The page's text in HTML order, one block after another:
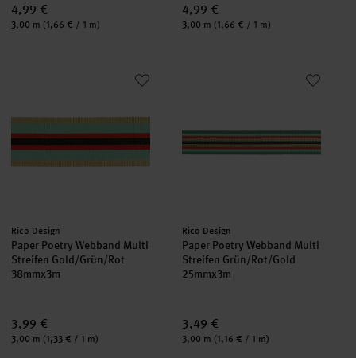
4,99 €
Inhalt:
3,00 m (1,66 € / 1 m)
4,99 €
Inhalt:
3,00 m (1,66 € / 1 m)
Paper Poetry Webband Multi Streifen Gold/Grün/Rot
Hersteller:
Rico Design
Paper Poetry Webband Multi
Streifen Gold/Grün/Rot
38mmx3m
3,99 €
Inhalt:
3,00 m (1,33 € / 1 m)
Paper Poetry Webband Multi
Hersteller:
Rico Design
Paper Poetry Webband Multi
Streifen Grün/Rot/Gold
25mmx3m
3,49 €
Inhalt:
3,00 m (1,16 € / 1 m)